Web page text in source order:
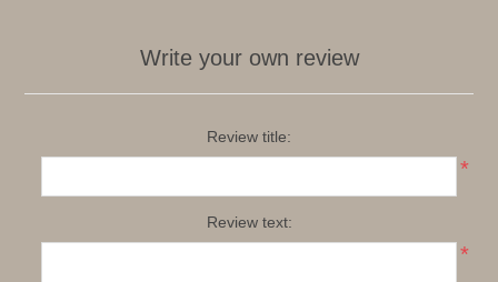
Write your own review
Review title:
*
Review text:
*